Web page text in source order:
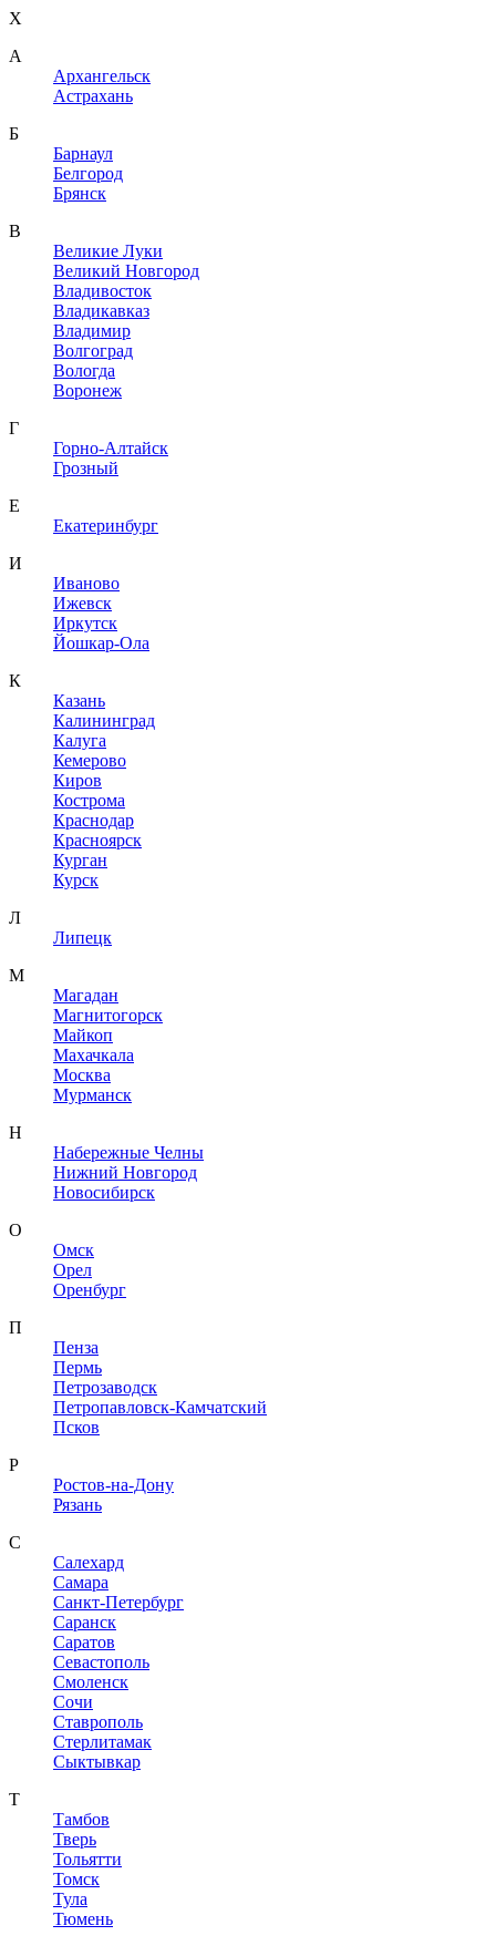
X
A
Архангельск
Астрахань
Б
Барнаул
Белгород
Брянск
В
Великие Луки
Великий Новгород
Владивосток
Владикавказ
Владимир
Волгоград
Вологда
Воронеж
Г
Горно-Алтайск
Грозный
Е
Екатеринбург
И
Иваново
Ижевск
Иркутск
Йошкар-Ола
К
Казань
Калининград
Калуга
Кемерово
Киров
Кострома
Краснодар
Красноярск
Курган
Курск
Л
Липецк
М
Магадан
Магнитогорск
Майкоп
Махачкала
Москва
Мурманск
Н
Набережные Челны
Нижний Новгород
Новосибирск
О
Омск
Орел
Оренбург
П
Пенза
Пермь
Петрозаводск
Петропавловск-Камчатский
Псков
Р
Ростов-на-Дону
Рязань
С
Салехард
Самара
Санкт-Петербург
Саранск
Саратов
Севастополь
Смоленск
Сочи
Ставрополь
Стерлитамак
Сыктывкар
Т
Тамбов
Тверь
Тольятти
Томск
Тула
Тюмень